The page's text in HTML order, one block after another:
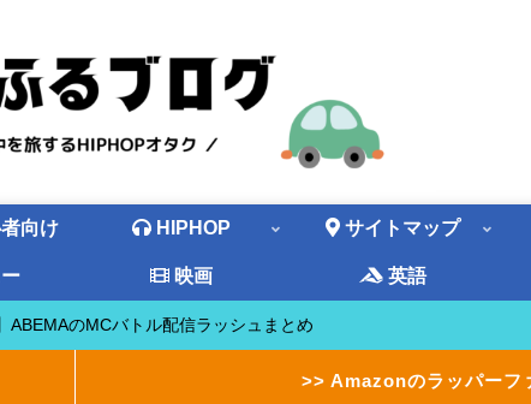
向け HIPHOP サイトマップ
映画 英語
ABEMAのMCバトル配信ラッシュまとめ
>> Amazonのラッパーフ